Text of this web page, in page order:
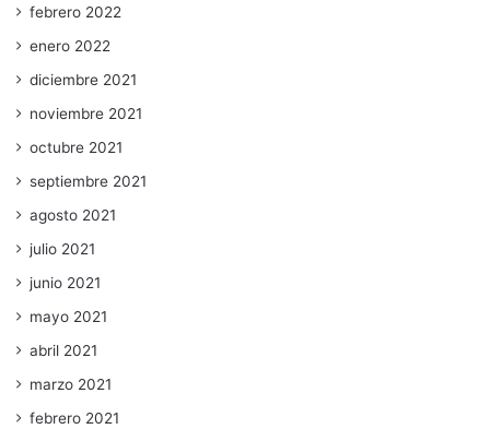
febrero 2022
enero 2022
diciembre 2021
noviembre 2021
octubre 2021
septiembre 2021
agosto 2021
julio 2021
junio 2021
mayo 2021
abril 2021
marzo 2021
febrero 2021